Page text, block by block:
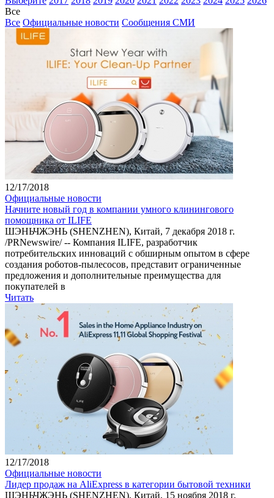
Все
Все Официальные новости Сообщения СМИ
12/17/2018
Официальные новости
Начните новый год в компании умного клинингового
помощника от ILIFE
ШЭНЬЧЖЭНЬ (SHENZHEN), Китай, 7 декабря 2018 г.
/PRNewswire/ -- Компания ILIFE, разработчик
потребительских инноваций с обширным опытом в сфере
создания роботов-пылесосов, представит ограниченные
предложения и дополнительные преимущества для
покупателей в
Читать
12/17/2018
Официальные новости
Лидер продаж на AliExpress в категории бытовой техники
ШЭНЬЧЖЭНЬ (SHENZHEN), Китай, 15 ноября 2018 г.